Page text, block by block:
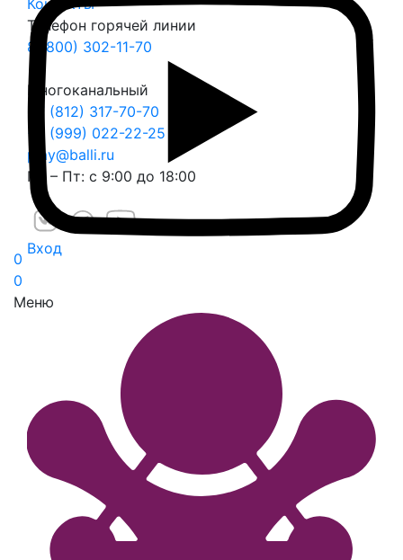
0
0
Меню
Телефон горячей линии
8 (800) 302-11-70
Многоканальный
+7 (812) 317-70-70
+7 (999) 022-22-25
play@balli.ru
Пн – Пт: с 9:00 до 18:00
Вход